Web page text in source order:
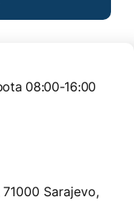
08:00-16:00
Sarajevo,